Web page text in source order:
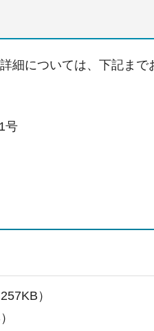
細については、下記まで
号
）